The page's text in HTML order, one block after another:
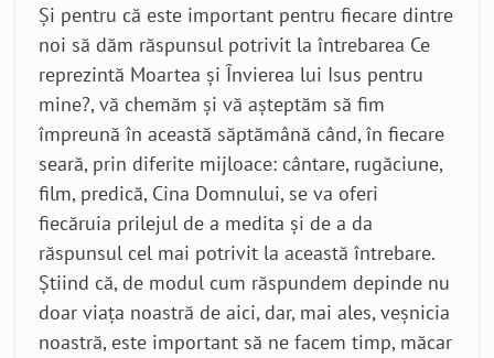
Și pentru că este important pentru fiecare dintre
noi să dăm răspunsul potrivit la întrebarea Ce
reprezintă Moartea și Învierea lui Isus pentru
mine?, vă chemăm și vă așteptăm să fim
împreună în această săptămână când, în fiecare
seară, prin diferite mijloace: cântare, rugăciune,
film, predică, Cina Domnului, se va oferi
fiecăruia prilejul de a medita și de a da
răspunsul cel mai potrivit la această întrebare.
Știind că, de modul cum răspundem depinde nu
doar viața noastră de aici, dar, mai ales, veșnicia
noastră, este important să ne facem timp, măcar